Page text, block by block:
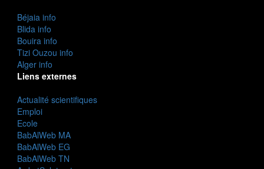
Béjaia info
Blida info
Bouira info
Tizi Ouzou info
Alger info
Liens externes
Actualité scientifiques
Emploi
Ecole
BabAlWeb MA
BabAlWeb EG
BabAlWeb TN